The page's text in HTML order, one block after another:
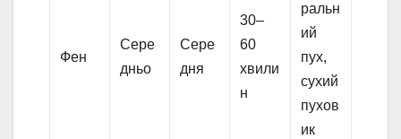
Фен
Сере
дньо
Сере
дня
30–
60
хвили
н
ральн
ий
пух,
сухий
пухов
ик